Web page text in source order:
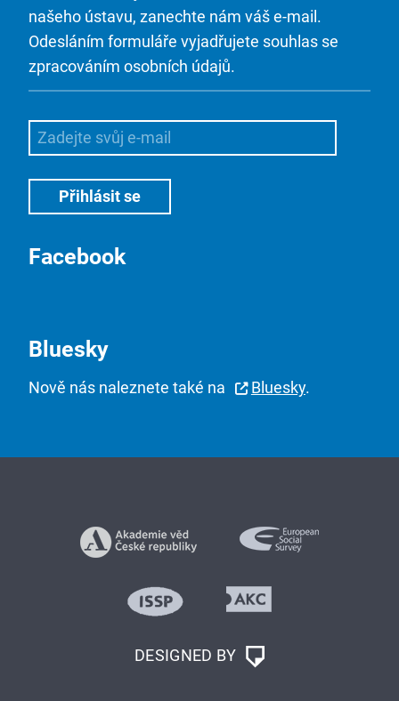
našeho ústavu, zanechte nám váš e-mail.
Odesláním formuláře vyjadřujete souhlas se
zpracováním osobních údajů.
Facebook
Bluesky
Nově nás naleznete také na Bluesky.
DESIGNED BY